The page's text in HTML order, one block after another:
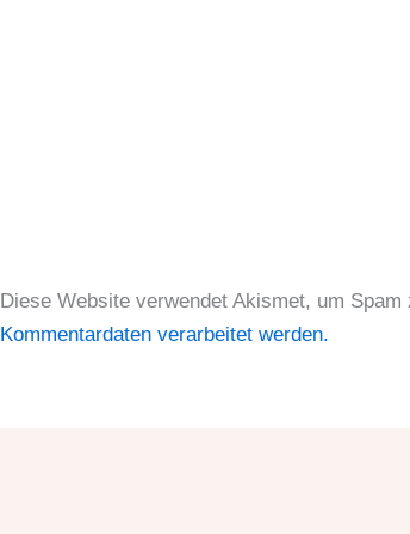
Diese Website verwendet Akismet, um Spam
Kommentardaten verarbeitet werden.